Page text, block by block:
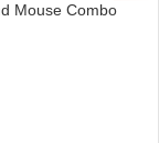
Mouse Combo